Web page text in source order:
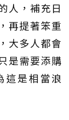
人，補充日
再提著笨重
大多人都會
是需要添購
這是相當浪